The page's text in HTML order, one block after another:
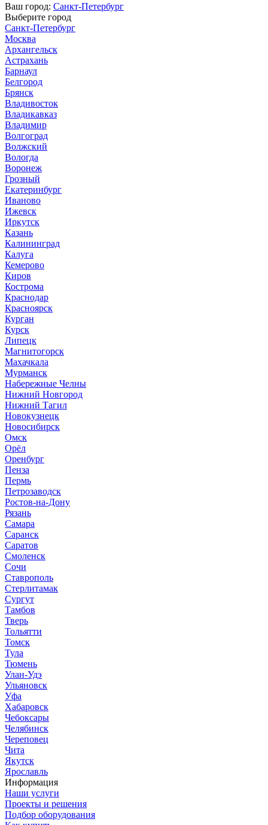
Ваш город: Санкт-Петербург
Выберите город
Санкт-Петербург
Москва
Архангельск
Астрахань
Барнаул
Белгород
Брянск
Владивосток
Владикавказ
Владимир
Волгоград
Волжский
Вологда
Воронеж
Грозный
Екатеринбург
Иваново
Ижевск
Иркутск
Казань
Калининград
Калуга
Кемерово
Киров
Кострома
Краснодар
Красноярск
Курган
Курск
Липецк
Магнитогорск
Махачкала
Мурманск
Набережные Челны
Нижний Новгород
Нижний Тагил
Новокузнецк
Новосибирск
Омск
Орёл
Оренбург
Пенза
Пермь
Петрозаводск
Ростов-на-Дону
Рязань
Самара
Саранск
Саратов
Смоленск
Сочи
Ставрополь
Стерлитамак
Сургут
Тамбов
Тверь
Тольятти
Томск
Тула
Тюмень
Улан-Удэ
Ульяновск
Уфа
Хабаровск
Чебоксары
Челябинск
Череповец
Чита
Якутск
Ярославль
Информация
Наши услуги
Проекты и решения
Подбор оборудования